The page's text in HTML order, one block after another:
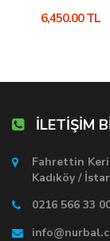
6,450.00 TL
İLETİŞİM
Fahrettin
Kadıköy /
0216 566 33